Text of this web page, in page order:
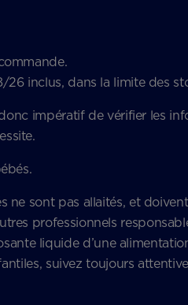
inclus, dans la limite des
impératif de vérifier les
sont pas allaités, et
professionnels
liquide d’une
suivez toujours